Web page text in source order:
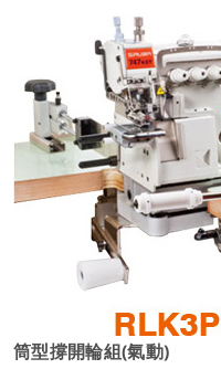
筒型撐開輪組(氣動)